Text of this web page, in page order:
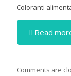
Coloranti
Read
Comments are